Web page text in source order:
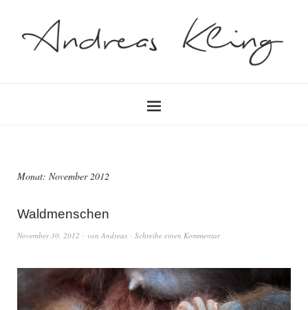
Monat: November 2012
Waldmenschen
November 30, 2012 von Andreas Schreibe einen Kommentar